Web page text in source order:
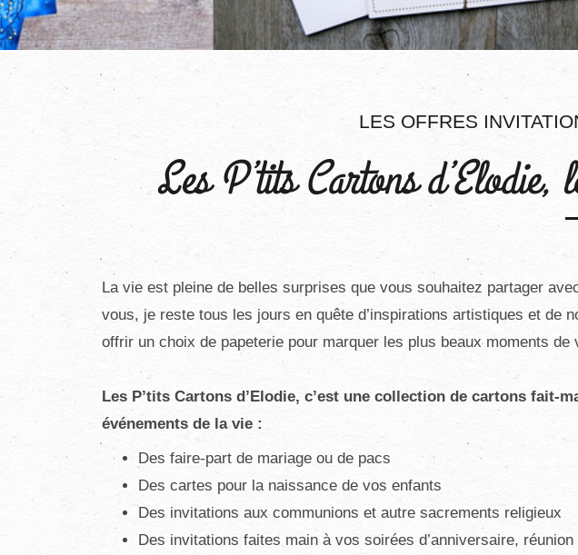
LES OFFRES
Les P’tits Cartons d’Elodie,
La vie est pleine de belles surprises que vous souhaitez partager
vous, je reste tous les jours en quête d’inspirations artistiques et de
offrir un choix de papeterie pour marquer les plus beaux moments de
Les P’tits Cartons d’Elodie, c’est une collection de cartons fait-
événements de la vie :
Des faire-part de mariage ou de pacs
Des cartes pour la naissance de vos enfants
Des invitations aux communions et autre sacrements religieux
Des invitations faites main à vos soirées d’anniversaire,